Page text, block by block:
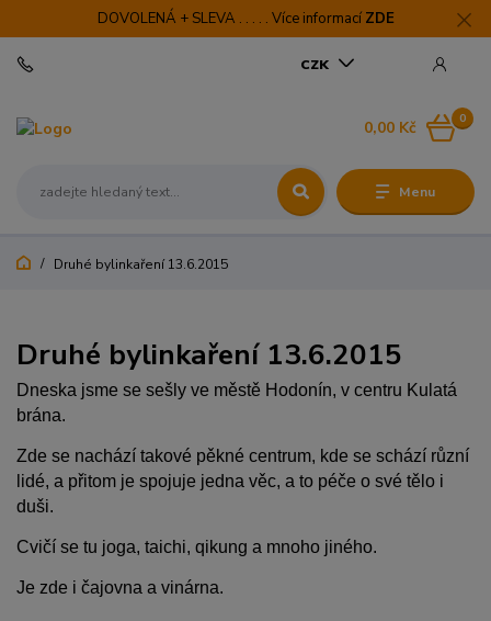
DOVOLENÁ + SLEVA . . . . . Více informací ZDE
Menu
CZK
0
0,00 Kč
Druhé bylinkaření 13.6.2015
Druhé bylinkaření 13.6.2015
Dneska jsme se sešly ve městě Hodonín, v centru Kulatá
brána.
Zde se nachází takové pěkné centrum, kde se schází různí
lidé, a přitom je spojuje jedna věc, a to péče o své tělo i
duši.
Cvičí se tu joga, taichi, qikung a mnoho jiného.
Je zde i čajovna a vinárna.